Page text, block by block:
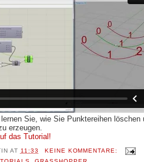
Sie, wie Sie Punktereihen löschen
erzeugen.
das Tutorial!
AT 11:33
KEINE KOMMENTARE: